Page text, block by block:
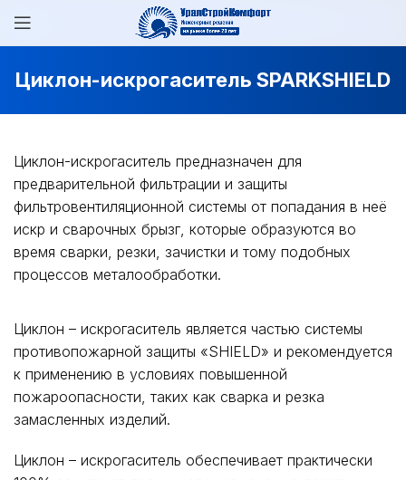
Циклон-искрогаситель SPARKSHIELD
Циклон-искрогаситель предназначен для
предварительной фильтрации и защиты
фильтровентиляционной системы от попадания в неё
искр и сварочных брызг, которые образуются во
время сварки, резки, зачистки и тому подобных
процессов металообработки.
Циклон – искрогаситель является частью системы
противопожарной защиты «SHIELD» и рекомендуется
к применению в условиях повышенной
пожароопасности, таких как сварка и резка
замасленных изделий.
Циклон – искрогаситель обеспечивает практически